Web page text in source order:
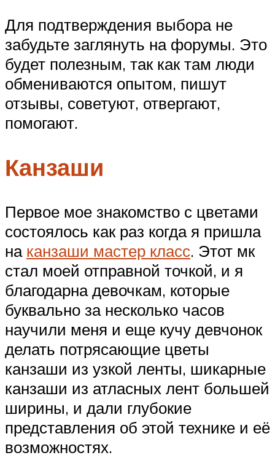
Для подтверждения выбора не
забудьте заглянуть на форумы. Это
будет полезным, так как там люди
обмениваются опытом, пишут
отзывы, советуют, отвергают,
помогают.
Канзаши
Первое мое знакомство с цветами
состоялось как раз когда я пришла
на канзаши мастер класс. Этот мк
стал моей отправной точкой, и я
благодарна девочкам, которые
буквально за несколько часов
научили меня и еще кучу девчонок
делать потрясающие цветы
канзаши из узкой ленты, шикарные
канзаши из атласных лент большей
ширины, и дали глубокие
представления об этой технике и её
возможностях.